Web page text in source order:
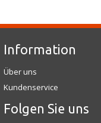
Information
Über uns
Kundenservice
Folgen Sie uns